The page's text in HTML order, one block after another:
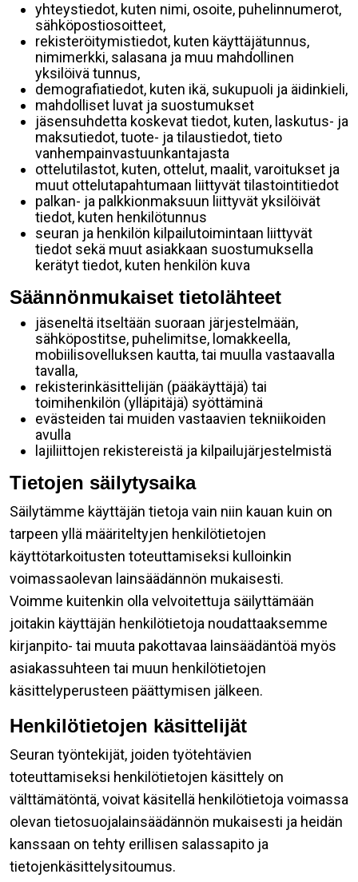
yhteystiedot, kuten nimi, osoite, puhelinnumerot,
sähköpostiosoitteet,
rekisteröitymistiedot, kuten käyttäjätunnus,
nimimerkki, salasana ja muu mahdollinen
yksilöivä tunnus,
demografiatiedot, kuten ikä, sukupuoli ja äidinkieli,
mahdolliset luvat ja suostumukset
jäsensuhdetta koskevat tiedot, kuten, laskutus- ja
maksutiedot, tuote- ja tilaustiedot, tieto
vanhempainvastuunkantajasta
ottelutilastot, kuten, ottelut, maalit, varoitukset ja
muut ottelutapahtumaan liittyvät tilastointitiedot
palkan- ja palkkionmaksuun liittyvät yksilöivät
tiedot, kuten henkilötunnus
seuran ja henkilön kilpailutoimintaan liittyvät
tiedot sekä muut asiakkaan suostumuksella
kerätyt tiedot, kuten henkilön kuva
Säännönmukaiset tietolähteet
jäseneltä itseltään suoraan järjestelmään,
sähköpostitse, puhelimitse, lomakkeella,
mobiilisovelluksen kautta, tai muulla vastaavalla
tavalla,
rekisterinkäsittelijän (pääkäyttäjä) tai
toimihenkilön (ylläpitäjä) syöttäminä
evästeiden tai muiden vastaavien tekniikoiden
avulla
lajiliittojen rekistereistä ja kilpailujärjestelmistä
Tietojen säilytysaika
Säilytämme käyttäjän tietoja vain niin kauan kuin on
tarpeen yllä määriteltyjen henkilötietojen
käyttötarkoitusten toteuttamiseksi kulloinkin
voimassaolevan lainsäädännön mukaisesti.
Voimme kuitenkin olla velvoitettuja säilyttämään
joitakin käyttäjän henkilötietoja noudattaaksemme
kirjanpito- tai muuta pakottavaa lainsäädäntöä myös
asiakassuhteen tai muun henkilötietojen
käsittelyperusteen päättymisen jälkeen.
Henkilötietojen käsittelijät
Seuran työntekijät, joiden työtehtävien
toteuttamiseksi henkilötietojen käsittely on
välttämätöntä, voivat käsitellä henkilötietoja voimassa
olevan tietosuojalainsäädännön mukaisesti ja heidän
kanssaan on tehty erillisen salassapito ja
tietojenkäsittelysitoumus.